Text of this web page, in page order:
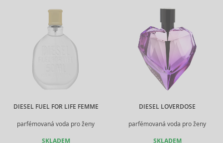
DIESEL FUEL FOR LIFE FEMME
parfémovaná voda pro ženy
SKLADEM
DIESEL LOVERDOSE
parfémovaná voda pro ženy
SKLADEM